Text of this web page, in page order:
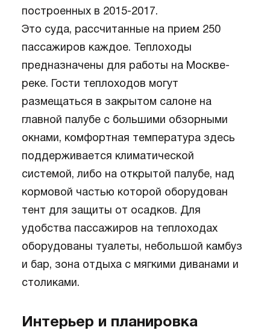
построенных в 2015-2017.
Это суда, рассчитанные на прием 250
пассажиров каждое. Теплоходы
предназначены для работы на Москве-
реке. Гости теплоходов могут
размещаться в закрытом салоне на
главной палубе с большими обзорными
окнами, комфортная температура здесь
поддерживается климатической
системой, либо на открытой палубе, над
кормовой частью которой оборудован
тент для защиты от осадков. Для
удобства пассажиров на теплоходах
оборудованы туалеты, небольшой камбуз
и бар, зона отдыха с мягкими диванами и
столиками.
Интерьер и планировка